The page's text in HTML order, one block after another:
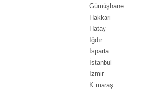
Gümüşhane
Hakkari
Hatay
Iğdır
Isparta
İstanbul
İzmir
K.maraş